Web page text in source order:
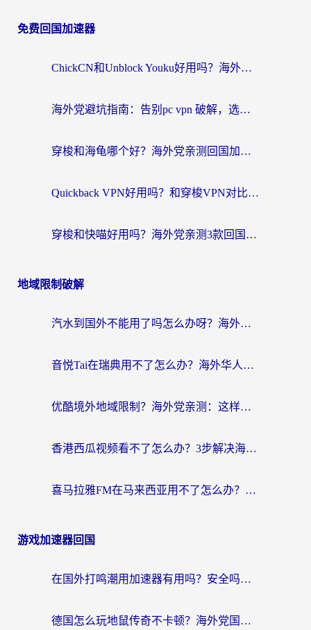
免费回国加速器
ChickCN和Unblock Youku好用吗？海外党亲测3款回国加速器，附iOS免费选择指南
海外党避坑指南：告别pc vpn 破解，选对回国加速器轻松访问国内资源
穿梭和海龟哪个好？海外党亲测回国加速器，附电脑免费VPN推荐
Quickback VPN好用吗？和穿梭VPN对比哪个回国效果更好？海外党必看的真实测评与选择指南
穿梭和快喵好用吗？海外党亲测3款回国加速器，附日本回国VPN避坑指南
地域限制破解
汽水到国外不能用了吗怎么办呀？海外党追剧看片的救星在这里！
音悦Tai在瑞典用不了怎么办？海外华人追剧听歌的实用指南
优酷境外地域限制？海外党亲测：这样看国内剧再也不卡（附3个实用场景解决）
香港西瓜视频看不了怎么办？3步解决海外追剧难题，附靠谱加速器推荐
喜马拉雅FM在马来西亚用不了怎么办？海外华人亲测有效的回国加速指南
游戏加速器回国
在国外打鸣潮用加速器有用吗？安全吗？海外玩家国服游戏加速全指南
德国怎么玩地鼠传奇不卡顿？海外党国服游戏加速全攻略（含战双EVE实用指南）